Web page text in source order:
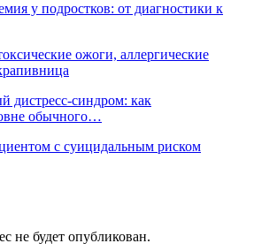
у подростков: от диагностики к
ожоги, аллергические
дистресс-синдром: как
обычного…
с суицидальным риском
не будет опубликован.